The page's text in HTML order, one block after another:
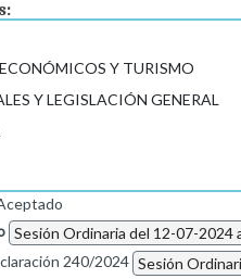
Y TURISMO
Y LEGISLACIÓN GENERAL
Sesión Ordinaria del 12-07-2024
240/2024 Sesión